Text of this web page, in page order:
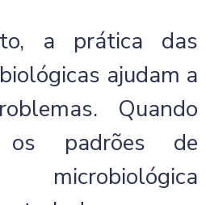
a prática das
ajudam a
Quando
os padrões de
microbiológica